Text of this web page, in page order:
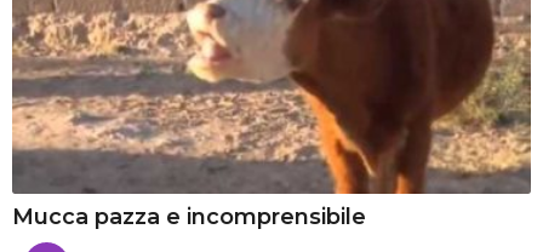
Mucca pazza e incomprensibile